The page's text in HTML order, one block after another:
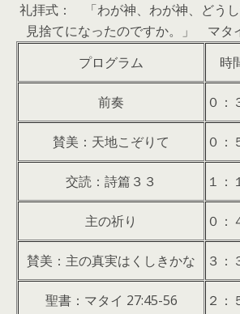
礼拝式： 「わが神、わが神、どう
見捨てになったのですか。」 マタ
プログラム
時
前奏 ０：
賛美：天地こぞりて ０：
交読：詩篇３３ １：
主の祈り ０：
賛美：主の真実はくしきかな ３：
聖書：マタイ 27:45-56 ２：